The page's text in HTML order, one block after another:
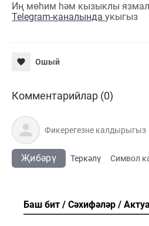
Иң мөһим һәм кызыклы
Telegram-каналында укыгыз
Ошый
Комментарийлар (0)
Җибәрү Теркәлү Cимвол
Баш бит Сәхифәләр